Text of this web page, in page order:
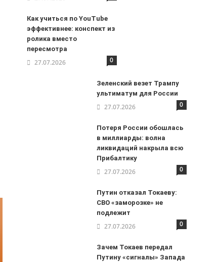
Как учиться по YouTube
эффективнее: конспект из
ролика вместо
пересмотра
27.07.2026 0
Зеленский везет Трампу
ультиматум для России
27.07.2026 0
Потеря России обошлась
в миллиарды: волна
ликвидаций накрыла всю
Прибалтику
27.07.2026 0
Путин отказал Токаеву:
СВО «заморозке» не
подлежит
27.07.2026 0
Зачем Токаев передал
Путину «сигналы» Запада